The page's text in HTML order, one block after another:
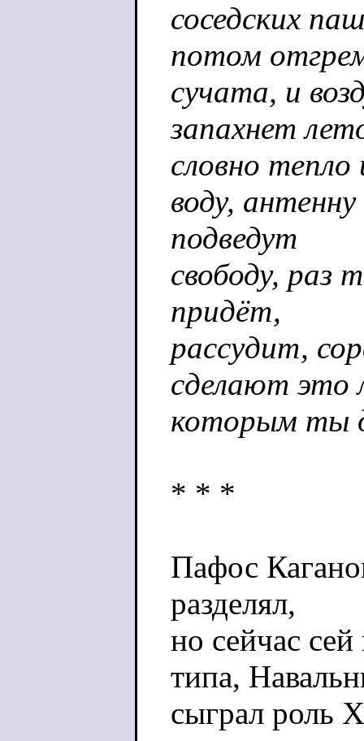
соседских
потом
сучата, и
запахнет
словно тепло
воду,
подведут
свободу, раз
придёт,
рассудит,
сделают это
которым ты
* * *
Пафос
разделял,
но сейчас
типа,
сыграл роль